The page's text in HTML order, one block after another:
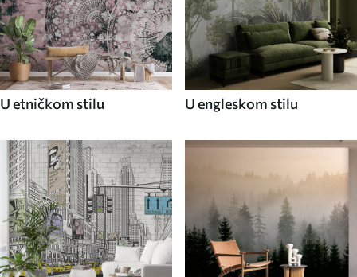
U etničkom stilu U engleskom stilu